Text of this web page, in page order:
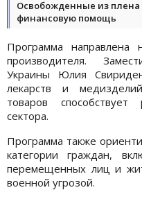
Освобожденные из плена
финансовую помощь
Программа направлена
производителя.
Украины Юлия
лекарств и
товаров способствует
сектора.
Программа также
категории граждан,
перемещенных лиц и
военной угрозой.